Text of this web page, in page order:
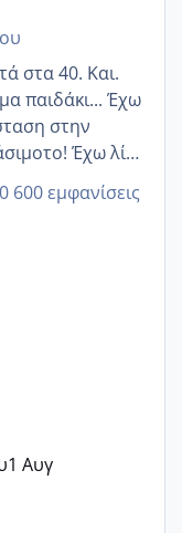
στα 40. Και.
Έχω
στην
Έχω λίγα
κ αν προσπαθώ
600 εμφανίσεις
1 Αυγ